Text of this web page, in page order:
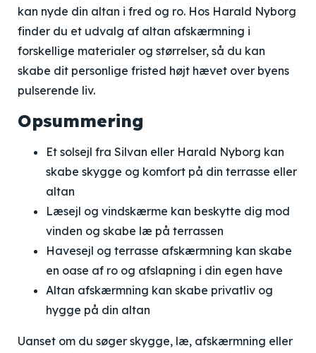
kan nyde din altan i fred og ro. Hos Harald Nyborg
finder du et udvalg af altan afskærmning i
forskellige materialer og størrelser, så du kan
skabe dit personlige fristed højt hævet over byens
pulserende liv.
Opsummering
Et solsejl fra Silvan eller Harald Nyborg kan
skabe skygge og komfort på din terrasse eller
altan
Læsejl og vindskærme kan beskytte dig mod
vinden og skabe læ på terrassen
Havesejl og terrasse afskærmning kan skabe
en oase af ro og afslapning i din egen have
Altan afskærmning kan skabe privatliv og
hygge på din altan
Uanset om du søger skygge, læ, afskærmning eller